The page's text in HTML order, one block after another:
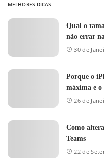
MELHORES DICAS
Qual o
não errar
30 de
Porque o
máxima e
26 de
Como
Teams
22 de